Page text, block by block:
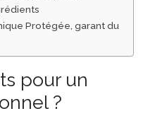
Protégée, garant du
pour un
?